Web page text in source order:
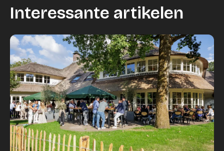
Interessante artikelen